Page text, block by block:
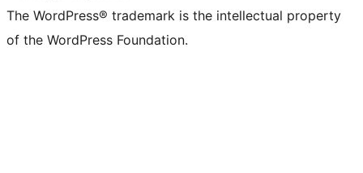
The WordPress® trademark is the intellectual property
of the WordPress Foundation.